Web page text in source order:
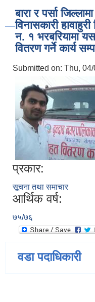
बारा र पर्सा
विनासकारी
न. १ भरबरियामा
वितरण गर्ने कार्य
Submitted on: Thu,
प्रकार:
सूचना तथा समाचार
आर्थिक वर्ष:
७५/७६
वडा पदाधिकारी